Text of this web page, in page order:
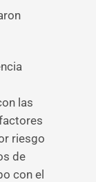
las
riesgo
de
con el